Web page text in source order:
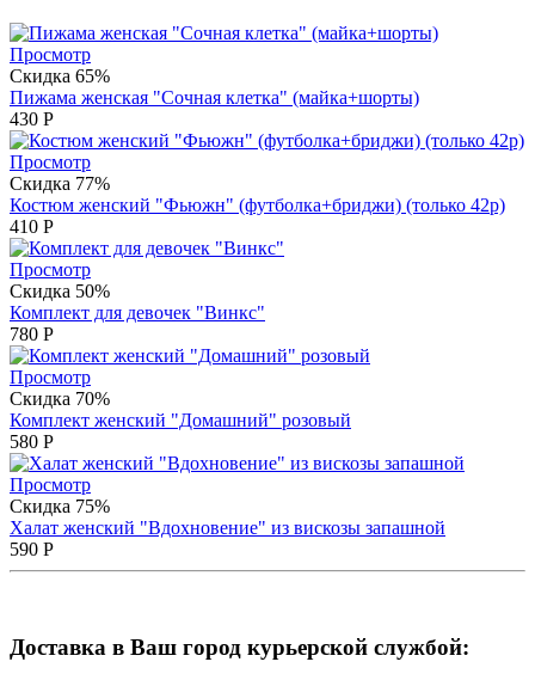
Просмотр
Скидка 65%
Пижама женская "Сочная клетка" (майка+шорты)
430 Р
Просмотр
Скидка 77%
Костюм женский "Фьюжн" (футболка+бриджи) (только 42р)
410 Р
Просмотр
Скидка 50%
Комплект для девочек "Винкс"
780 Р
Просмотр
Скидка 70%
Комплект женский "Домашний" розовый
580 Р
Просмотр
Скидка 75%
Халат женский "Вдохновение" из вискозы запашной
590 Р
Доставка в Ваш город курьерской службой: